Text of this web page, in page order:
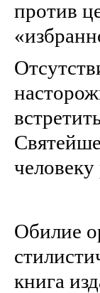
против
человеку
Обилие
книга